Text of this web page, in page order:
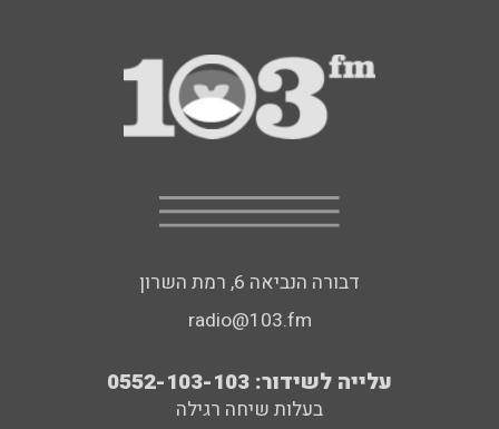
דבורה הנביאה 6, רמת השרון
radio@103.fm
עלייה לשידור: 0552-103-103
בעלות שיחה רגילה